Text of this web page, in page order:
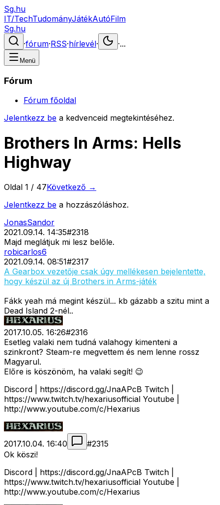
Sg.hu
IT/TechTudományJátékAutóFilm
Sg.hu
·fórum·RSS·hírlevél· ·...
Menü
Fórum
Fórum főoldal
Jelentkezz be a kedvenceid megtekintéséhez.
Brothers In Arms: Hells
Highway
Oldal 1 / 47Következő →
Jelentkezz be a hozzászóláshoz.
JonasSandor
2021.09.14. 14:35#2318
Majd meglátjuk mi lesz belőle.
robicarlos6
2021.09.14. 08:51#2317
A Gearbox vezetője csak úgy mellékesen bejelentette,
hogy készül az új Brothers in Arms-játék
Fákk yeah má megint készül... kb gázabb a szitu mint a
Dead Island 2-nél..
2017.10.05. 16:26#2316
Esetleg valaki nem tudná valahogy kimenteni a
szinkront? Steam-re megvettem és nem lenne rossz
Magyarul.
Előre is köszönöm, ha valaki segít! 😉
Discord | https://discord.gg/JnaAPcB Twitch |
https://www.twitch.tv/hexariusofficial Youtube |
http://www.youtube.com/c/Hexarius
2017.10.04. 16:40 #2315
Ok köszi!
Discord | https://discord.gg/JnaAPcB Twitch |
https://www.twitch.tv/hexariusofficial Youtube |
http://www.youtube.com/c/Hexarius